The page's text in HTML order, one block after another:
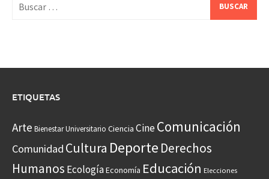
ETIQUETAS
Arte Bienestar Universitario Ciencia CineComunicación
Comunidad Cultura Deporte Derechos
Humanos EcologíaEconomía Educación Elecciones